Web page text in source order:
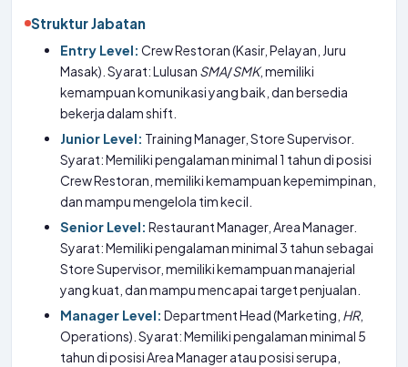
Struktur Jabatan
Entry Level: Crew Restoran (Kasir, Pelayan, Juru
Masak). Syarat: Lulusan SMA/SMK, memiliki
kemampuan komunikasi yang baik, dan bersedia
bekerja dalam shift.
Junior Level: Training Manager, Store Supervisor.
Syarat: Memiliki pengalaman minimal 1 tahun di posisi
Crew Restoran, memiliki kemampuan kepemimpinan,
dan mampu mengelola tim kecil.
Senior Level: Restaurant Manager, Area Manager.
Syarat: Memiliki pengalaman minimal 3 tahun sebagai
Store Supervisor, memiliki kemampuan manajerial
yang kuat, dan mampu mencapai target penjualan.
Manager Level: Department Head (Marketing, HR,
Operations). Syarat: Memiliki pengalaman minimal 5
tahun di posisi Area Manager atau posisi serupa,